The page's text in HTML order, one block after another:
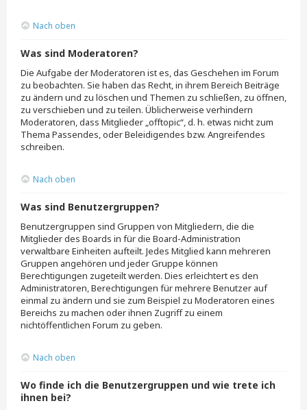
Nach oben
Was sind Moderatoren?
Die Aufgabe der Moderatoren ist es, das Geschehen im Forum
zu beobachten. Sie haben das Recht, in ihrem Bereich Beiträge
zu ändern und zu löschen und Themen zu schließen, zu öffnen,
zu verschieben und zu teilen. Üblicherweise verhindern
Moderatoren, dass Mitglieder „offtopic“, d. h. etwas nicht zum
Thema Passendes, oder Beleidigendes bzw. Angreifendes
schreiben.
Nach oben
Was sind Benutzergruppen?
Benutzergruppen sind Gruppen von Mitgliedern, die die
Mitglieder des Boards in für die Board-Administration
verwaltbare Einheiten aufteilt. Jedes Mitglied kann mehreren
Gruppen angehören und jeder Gruppe können
Berechtigungen zugeteilt werden. Dies erleichtert es den
Administratoren, Berechtigungen für mehrere Benutzer auf
einmal zu ändern und sie zum Beispiel zu Moderatoren eines
Bereichs zu machen oder ihnen Zugriff zu einem
nichtöffentlichen Forum zu geben.
Nach oben
Wo finde ich die Benutzergruppen und wie trete ich
ihnen bei?